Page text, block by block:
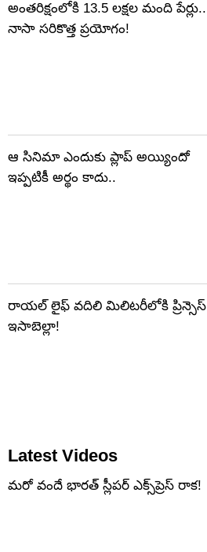
అంతరిక్షంలోకి 13.5 లక్షల మంది పేర్లు..
నాసా సరికొత్త ప్రయోగం!
ఆ సినిమా ఎందుకు ప్లాప్ అయ్యిందో
ఇప్పటికీ అర్థం కాదు..
రాయల్ లైఫ్ వదిలి మిలిటరీలోకి ప్రిన్సెస్
ఇసాబెల్లా!
Latest Videos
మరో వందే భారత్ స్లీపర్ ఎక్స్‌ప్రెస్ రాక!